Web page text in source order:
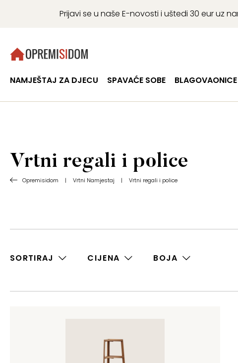
Prijavi se u naše E-novosti i uštedi 30 eur uz
NAMJEŠTAJ ZA DJECU SPAVAĆE SOBE BLAGOVAONICE
Vrtni regali i police
Opremisidom | Vrtni Namjestaj | Vrtni regali i police
SORTIRAJ CIJENA BOJA